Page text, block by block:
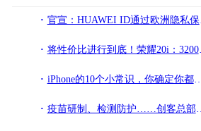
官宣：HUAWEI ID通过欧洲隐私保护认证EuroPriSe
将性价比进行到底！荣耀20i：3200万前摄 仅需1599元
iPhone的10个小常识，你确定你都知道吗？
疫苗研制、检测防护……创客总部支持企业科技“战疫”